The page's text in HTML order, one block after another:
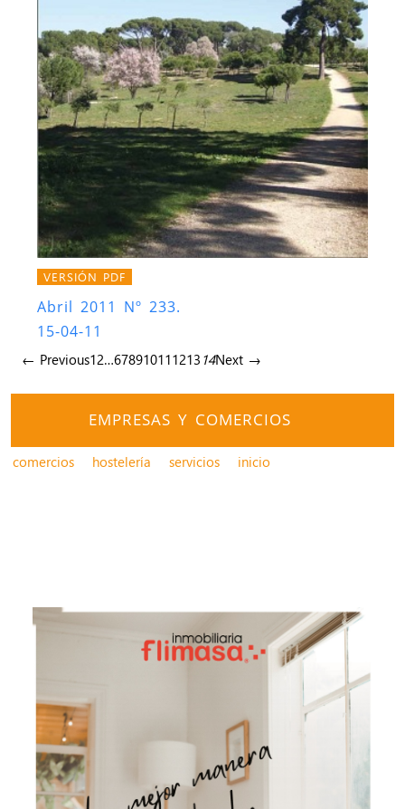
VERSIÓN PDF
Abril 2011 Nº 233.
15-04-11
← Previous12…678910111213 14Next →
EMPRESAS Y COMERCIOS
comercios hostelería servicios inicio